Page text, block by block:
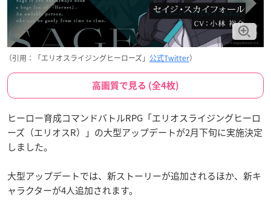
（引用：「エリオスライジングヒーローズ」 公式Twitter）
高画質で見る (全4枚)
ヒーロー育成コマンドバトルRPG「エリオスライジングヒーロ
ーズ（エリオスR）」の大型アップデートが2月下旬に実施決定
しました。
大型アップデートでは、新ストーリーが追加されるほか、新キ
ャラクターが4人追加されます。